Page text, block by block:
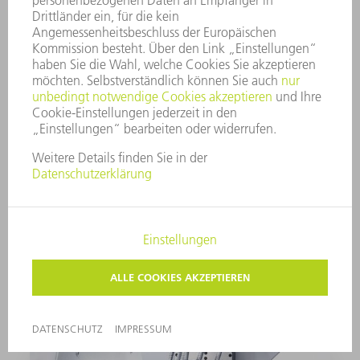
Spatter Guard
Der Spatter Guard spart Nacharbeit, denn er
vermeidet das Anhaften von Schlackespritzern
an den Rohrinnenseiten. Dafür bringt er
hauptzeitparallel ein Trennmittel ein – ohne
Bearbeitungsspektrum erweitern